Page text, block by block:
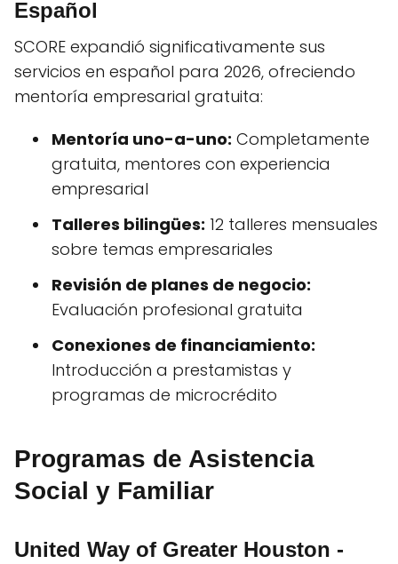
Español
SCORE expandió significativamente sus
servicios en español para 2026, ofreciendo
mentoría empresarial gratuita:
Mentoría uno-a-uno: Completamente
gratuita, mentores con experiencia
empresarial
Talleres bilingües: 12 talleres mensuales
sobre temas empresariales
Revisión de planes de negocio:
Evaluación profesional gratuita
Conexiones de financiamiento:
Introducción a prestamistas y
programas de microcrédito
Programas de Asistencia
Social y Familiar
United Way of Greater Houston -